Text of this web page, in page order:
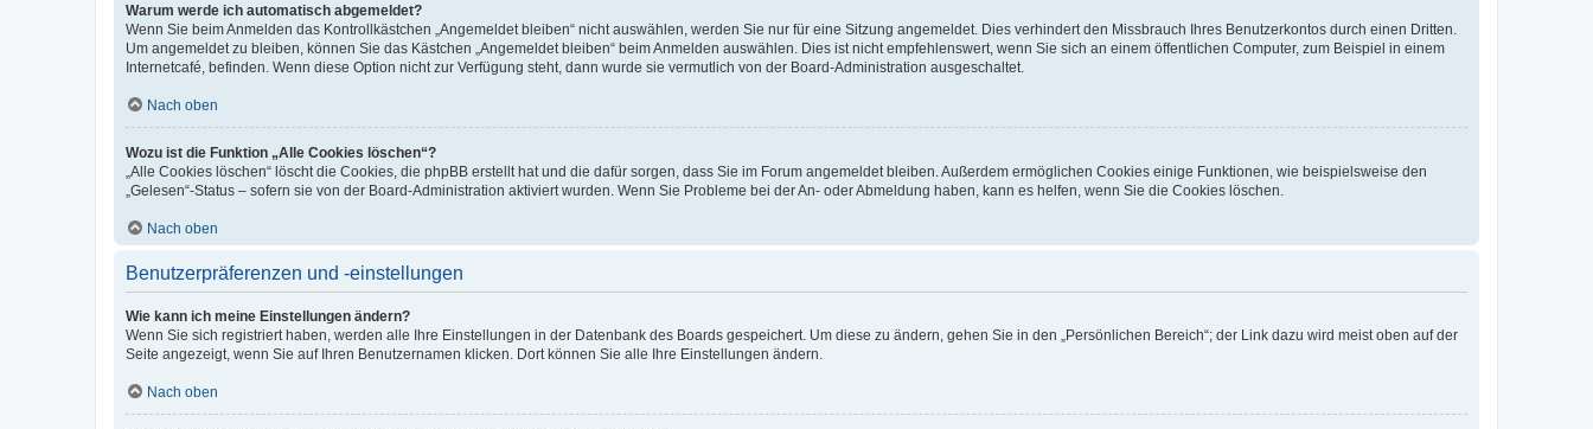
Warum werde ich automatisch abgemeldet?
Wenn Sie beim Anmelden das Kontrollkästchen „Angemeldet bleiben“ nicht auswählen, werden Sie nur für eine Sitzung angemeldet. Dies verhindert den Missbrauch Ihres Benutzerkontos durch einen Dritten.
Um angemeldet zu bleiben, können Sie das Kästchen „Angemeldet bleiben“ beim Anmelden auswählen. Dies ist nicht empfehlenswert, wenn Sie sich an einem öffentlichen Computer, zum Beispiel in einem
Internetcafé, befinden. Wenn diese Option nicht zur Verfügung steht, dann wurde sie vermutlich von der Board-Administration ausgeschaltet.
Nach oben
Wozu ist die Funktion „Alle Cookies löschen“?
„Alle Cookies löschen“ löscht die Cookies, die phpBB erstellt hat und die dafür sorgen, dass Sie im Forum angemeldet bleiben. Außerdem ermöglichen Cookies einige Funktionen, wie beispielsweise den
„Gelesen“-Status – sofern sie von der Board-Administration aktiviert wurden. Wenn Sie Probleme bei der An- oder Abmeldung haben, kann es helfen, wenn Sie die Cookies löschen.
Nach oben
Benutzerpräferenzen und -einstellungen
Wie kann ich meine Einstellungen ändern?
Wenn Sie sich registriert haben, werden alle Ihre Einstellungen in der Datenbank des Boards gespeichert. Um diese zu ändern, gehen Sie in den „Persönlichen Bereich“; der Link dazu wird meist oben auf der
Seite angezeigt, wenn Sie auf Ihren Benutzernamen klicken. Dort können Sie alle Ihre Einstellungen ändern.
Nach oben